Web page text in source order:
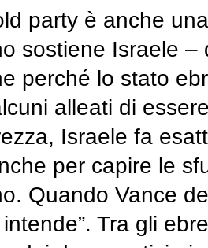
party è anche
sostiene Israele
perché lo stato
alleati di
Israele fa
per capire le
Quando Vance
Tra gli